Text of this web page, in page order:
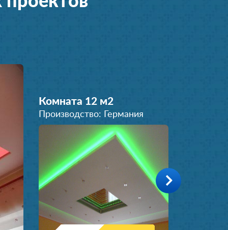
Комната 12 м2
Производство: Германия